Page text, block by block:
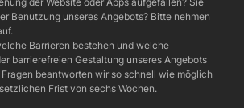
Benutzung unseres Angebots? Bitte nehmen
Barrieren bestehen und welche
barrierefreien Gestaltung unseres Angebots
beantworten wir so schnell wie möglich
Frist von sechs Wochen.